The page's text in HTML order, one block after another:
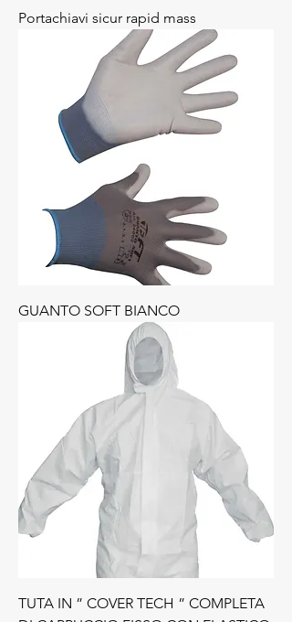
Portachiavi sicur rapid mass
GUANTO SOFT BIANCO
TUTA IN ” COVER TECH ” COMPLETA